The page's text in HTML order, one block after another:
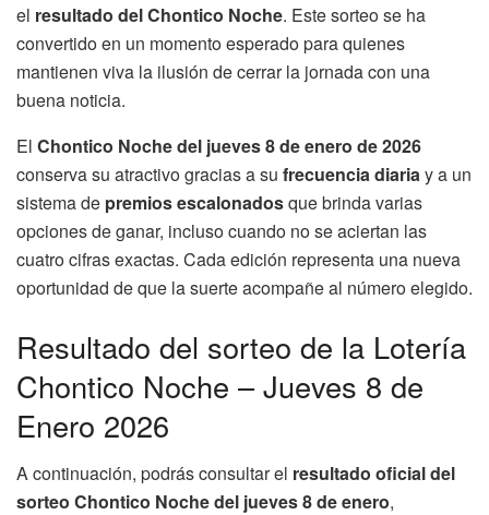
el resultado del Chontico Noche. Este sorteo se ha
convertido en un momento esperado para quienes
mantienen viva la ilusión de cerrar la jornada con una
buena noticia.
El Chontico Noche del jueves 8 de enero de 2026
conserva su atractivo gracias a su frecuencia diariay a un
sistema de premios escalonadosque brinda varias
opciones de ganar, incluso cuando no se aciertan las
cuatro cifras exactas. Cada edición representa una nueva
oportunidad de que la suerte acompañe al número elegido.
Resultado del sorteo de la Lotería
Chontico Noche – Jueves 8 de
Enero 2026
A continuación, podrás consultar el resultado oficial del
sorteo Chontico Noche del jueves 8 de enero,